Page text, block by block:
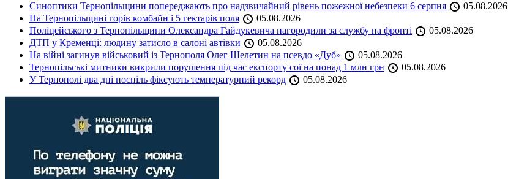
Синоптики Тернопільщини попереджають про надзвичайний рівень пожежної небезпеки 6 серпня
05.08.2026
На Тернопільщині горів комбайн і 5 гектарів поля
05.08.2026
Поліцейського з Тернопільщини Олександра Гайдукевича нагородили за службу на фронті
05.08.2026
ДТП у Кременці: людину затисло в салоні автівки
05.08.2026
На війні загинув військовий із Тернополя Олег Шелетин на псевдо «Дуб»
05.08.2026
Тернопільські митники викрили порушення під час експорту сої на понад 1 млн грн
05.08.2026
У Тернополі два дні поспіль фіксують температурний рекорд
05.08.2026